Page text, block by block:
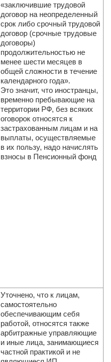
«заключившие трудовой
договор на неоп­ределенный
срок либо срочный трудовой
договор (срочные трудовые
договоры)
продолжительностью не
менее шести месяцев в
общей сложности в течение
календарного года».
Это значит, что иностранцы,
временно пребывающие на
территории РФ, без всяких
оговорок относятся к
застрахованным лицам и на
выплаты, осуществляемые
в их пользу, надо начислять
взносы в Пенсионный фонд
Уточнено, что к лицам,
самостоятельно
обеспечивающим себя
работой, относятся также
арбитражные управляющие
и иные лица, занимающиеся
частной практикой и не